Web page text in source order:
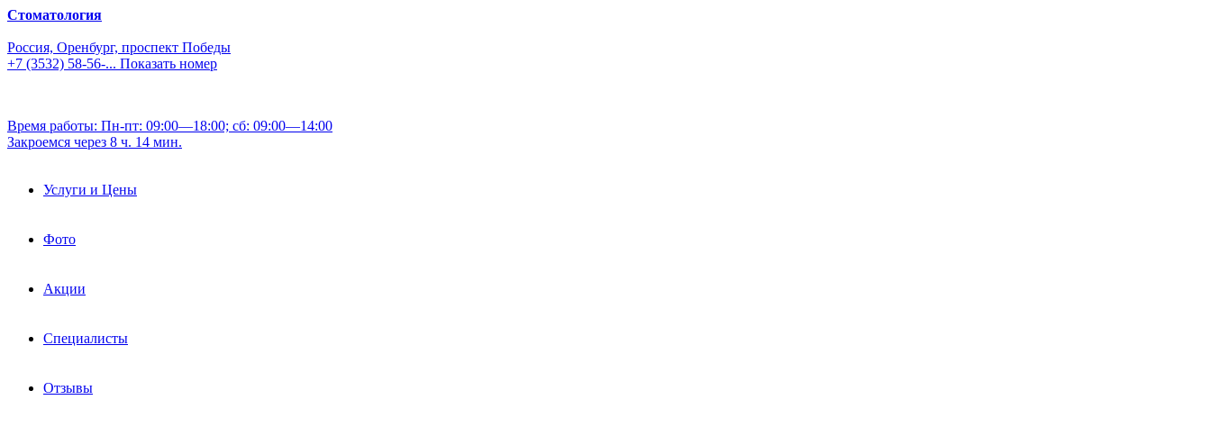
Стоматология
Россия, Оренбург, проспект Победы
+7 (3532) 58-56-... Показать номер
Время работы: Пн-пт: 09:00—18:00; сб: 09:00—14:00
Закроемся через 8 ч. 14 мин.
Услуги и Цены
Фото
Акции
Специалисты
Отзывы